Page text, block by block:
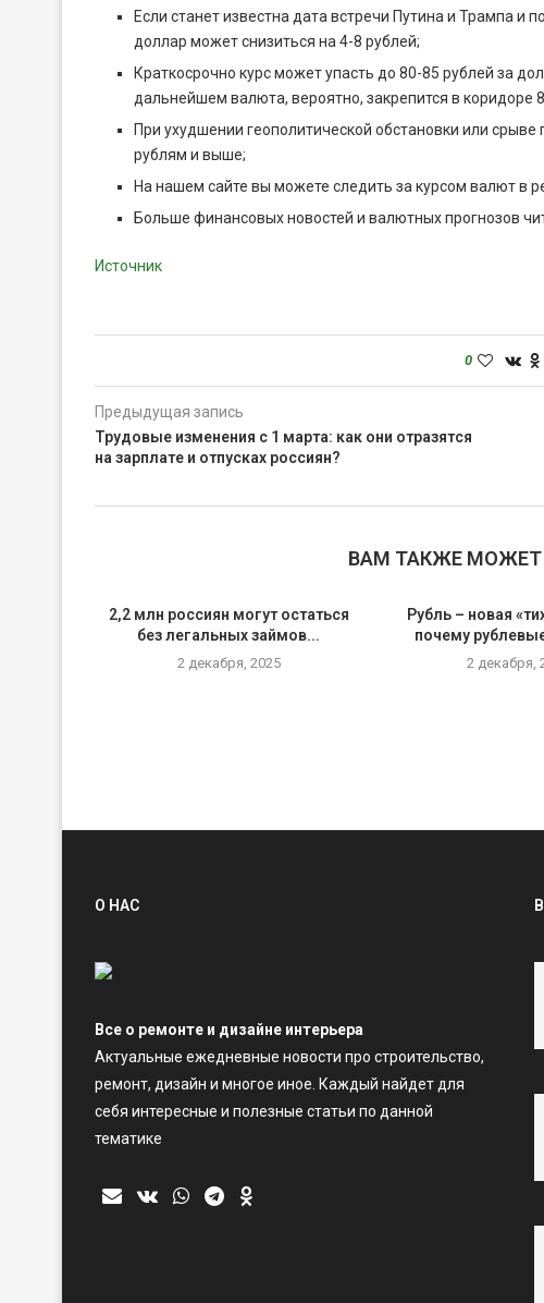
Если станет известна дата встречи Путина и Трампа и
доллар может снизиться на 4-8 рублей;
Краткосрочно курс может упасть до 80-85 рублей за
дальнейшем валюта, вероятно, закрепится в коридоре
При ухудшении геополитической обстановки или
рублям и выше;
На нашем сайте вы можете следить за курсом валют в
Больше финансовых новостей и валютных прогнозов
Источник
0
Предыдущая запись
Трудовые изменения с 1 марта: как они отразятся
на зарплате и отпусках россиян?
ВАМ ТАКЖЕ МОЖЕТ
2,2 млн россиян могут остаться
без легальных займов...
2 декабря, 2025
Рубль – новая
почему
2 декабря,
О НАС
Все о ремонте и дизайне интерьера
Актуальные ежедневные новости про строительство,
ремонт, дизайн и многое иное. Каждый найдет для
себя интересные и полезные статьи по данной
тематике